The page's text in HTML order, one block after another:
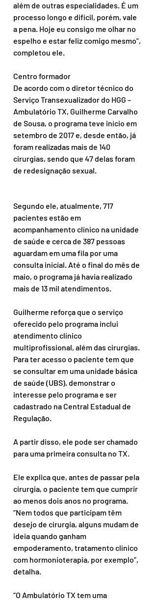
além de outras especialidades. É um
processo longo e difícil, porém, vale
a pena. Hoje eu consigo me olhar no
espelho e estar feliz comigo mesmo”,
completou ele.
Centro formador
De acordo com o diretor técnico do
Serviço Transexualizador do HGG –
Ambulatório TX, Guilherme Carvalho
de Sousa, o programa teve início em
setembro de 2017 e, desde então, já
foram realizadas mais de 140
cirurgias, sendo que 47 delas foram
de redesignação sexual.
Segundo ele, atualmente, 717
pacientes estão em
acompanhamento clínico na unidade
de saúde e cerca de 387 pessoas
aguardam em uma fila por uma
consulta inicial. Até o final do mês de
maio, o programa já havia realizado
mais de 13 mil atendimentos.
Guilherme reforça que o serviço
oferecido pelo programa inclui
atendimento clínico
multiprofissional, além das cirurgias.
Para ter acesso o paciente tem que
se consultar em uma unidade básica
de saúde (UBS), demonstrar o
interesse pelo programa e ser
cadastrado na Central Estadual de
Regulação.
A partir disso, ele pode ser chamado
para uma primeira consulta no TX.
Ele explica que, antes de passar pela
cirurgia, o paciente tem que cumprir
ao menos dois anos no programa.
“Nem todos que participam têm
desejo de cirurgia, alguns mudam de
ideia quando ganham
empoderamento, tratamento clínico
com hormonioterapia, por exemplo”,
detalha.
“O Ambulatório TX tem uma